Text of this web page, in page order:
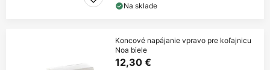
Na sklade
Koncové napájanie vpravo pre koľajnicu
Noa biele
12,30 €